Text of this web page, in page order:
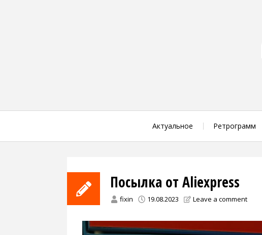
Актуальное Ретрограмм
Посылка от Aliexpress
fixin 19.08.2023 Leave a comment